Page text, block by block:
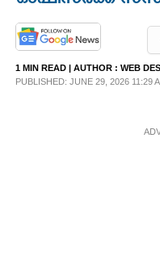
PHOTOS
LIFESTYLE
1 MIN READ | AUTHOR : WEB
PUBLISHED: JUNE 29, 2026 11:29